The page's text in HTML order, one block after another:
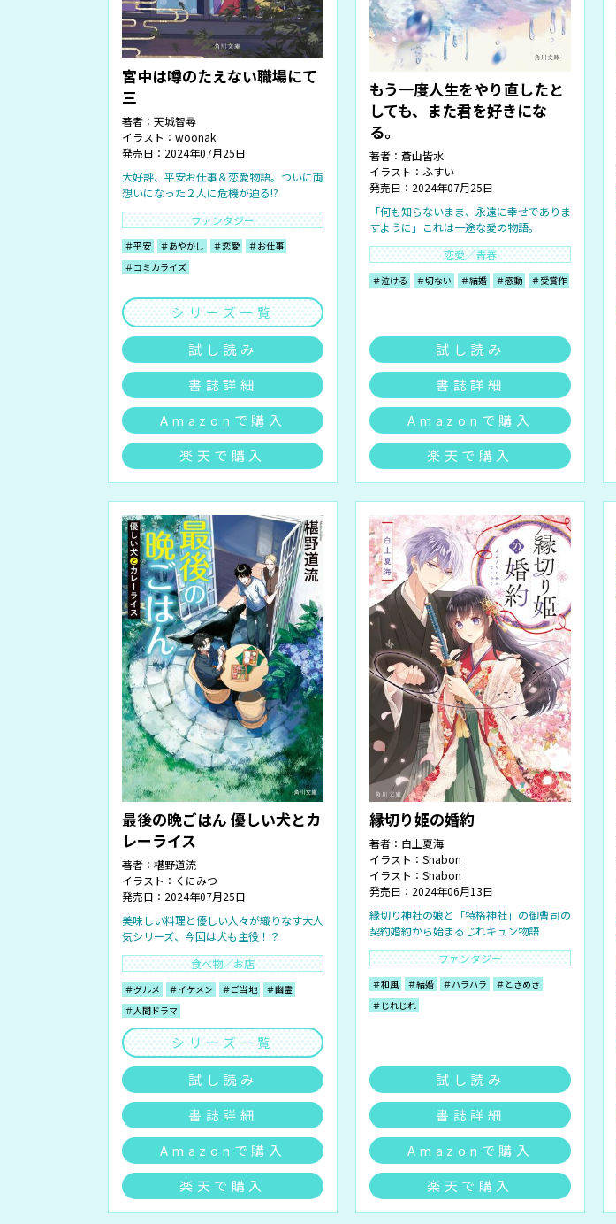
宮中は噂のたえない職場にて
三
著者： 天城智尋
イラスト： woonak
発売日：2024年07月25日
大好評、平安お仕事＆恋愛物語。ついに両
想いになった２人に危機が迫る!?
ファンタジー
＃平安 ＃あやかし ＃恋愛
＃お仕事
＃コミカライズ
シリーズ一覧
試し読み
書誌詳細
Amazonで購入
楽天で購入
もう一度人生をやり直したと
しても、また君を好きにな
る。
著者： 蒼山皆水
イラスト： ふすい
発売日：2024年07月25日
「何も知らないまま、永遠に幸せでありま
すように」これは一途な愛の物語。
恋愛／青春
＃泣ける ＃切ない ＃結婚 ＃感動 ＃受賞作
試し読み
書誌詳細
Amazonで購入
楽天で購入
最後の晩ごはん 優しい犬とカ
レーライス
著者： 椹野道流
イラスト： くにみつ
発売日：2024年07月25日
美味しい料理と優しい人々が織りなす大人
気シリーズ、今回は犬も主役！？
食べ物／お店
＃グルメ ＃イケメン ＃ご当地
＃幽霊
＃人間ドラマ
シリーズ一覧
試し読み
書誌詳細
Amazonで購入
楽天で購入
縁切り姫の婚約
著者： 白土夏海
イラスト： Shabon
イラスト： Shabon
発売日：2024年06月13日
縁切り神社の娘と「特格神社」の御曹司の
契約婚約から始まるじれキュン物語
ファンタジー
＃和風 ＃結婚 ＃ハラハラ
＃ときめき
＃じれじれ
試し読み
書誌詳細
Amazonで購入
楽天で購入